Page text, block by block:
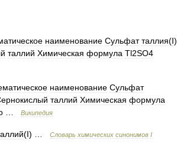
наименование Сульфат таллия(I)
таллий Химическая формула Tl2SO4
наименование Сульфат
таллий Химическая формула
Википедия
(I) … Cловарь химических синонимов I